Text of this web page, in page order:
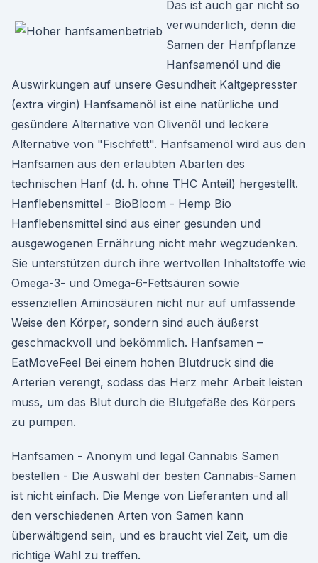
Das ist auch gar nicht so
verwunderlich, denn die
Samen der Hanfpflanze
Hanfsamenöl und die
Auswirkungen auf unsere Gesundheit Kaltgepresster
(extra virgin) Hanfsamenöl ist eine natürliche und
gesündere Alternative von Olivenöl und leckere
Alternative von "Fischfett". Hanfsamenöl wird aus den
Hanfsamen aus den erlaubten Abarten des
technischen Hanf (d. h. ohne THC Anteil) hergestellt.
Hanflebensmittel - BioBloom - Hemp Bio
Hanflebensmittel sind aus einer gesunden und
ausgewogenen Ernährung nicht mehr wegzudenken.
Sie unterstützen durch ihre wertvollen Inhaltstoffe wie
Omega-3- und Omega-6-Fettsäuren sowie
essenziellen Aminosäuren nicht nur auf umfassende
Weise den Körper, sondern sind auch äußerst
geschmackvoll und bekömmlich. Hanfsamen –
EatMoveFeel Bei einem hohen Blutdruck sind die
Arterien verengt, sodass das Herz mehr Arbeit leisten
muss, um das Blut durch die Blutgefäße des Körpers
zu pumpen.
Hanfsamen - Anonym und legal Cannabis Samen
bestellen - Die Auswahl der besten Cannabis-Samen
ist nicht einfach. Die Menge von Lieferanten und all
den verschiedenen Arten von Samen kann
überwältigend sein, und es braucht viel Zeit, um die
richtige Wahl zu treffen.